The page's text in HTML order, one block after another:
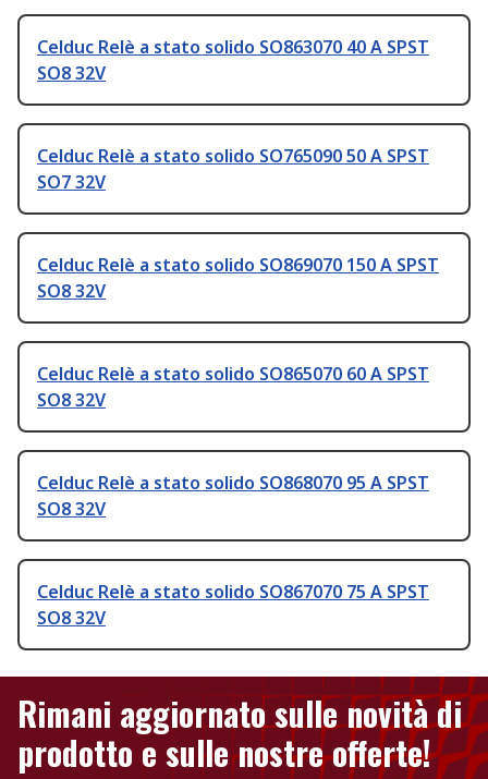
Celduc Relè a stato solido SO863070 40 A SPST
SO8 32V
Celduc Relè a stato solido SO765090 50 A SPST
SO7 32V
Celduc Relè a stato solido SO869070 150 A SPST
SO8 32V
Celduc Relè a stato solido SO865070 60 A SPST
SO8 32V
Celduc Relè a stato solido SO868070 95 A SPST
SO8 32V
Celduc Relè a stato solido SO867070 75 A SPST
SO8 32V
Rimani aggiornato sulle novità di
prodotto e sulle nostre offerte!